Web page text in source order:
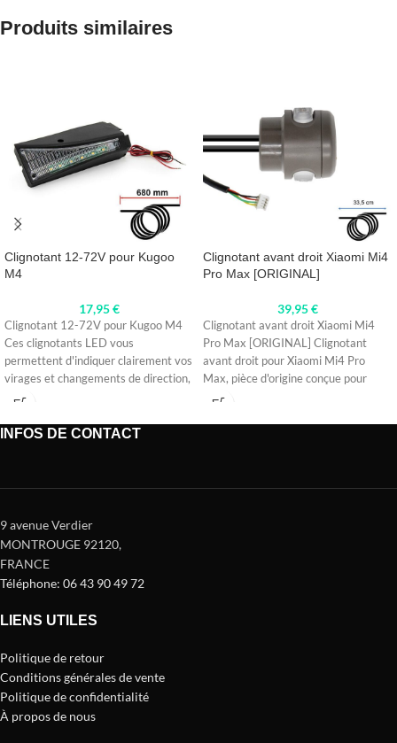
Produits similaires
Clignotant 12-72V pour Kugoo
M4
17,95€
Clignotant 12-72V pour Kugoo M4
Ces clignotants LED vous
permettent d'indiquer clairement vos
virages et changements de direction,
vous rendant
Clignotant avant droit Xiaomi Mi4
Pro Max [ORIGINAL]
39,95€
Clignotant avant droit Xiaomi Mi4
Pro Max [ORIGINAL] Clignotant
avant droit pour Xiaomi Mi4 Pro
Max, pièce d'origine conçue pour
INFOS DE CONTACT
9 avenue Verdier
MONTROUGE 92120,
FRANCE
Téléphone: 06 43 90 49 72
LIENS UTILES
Politique de retour
Conditions générales de vente
Politique de confidentialité
À propos de nous